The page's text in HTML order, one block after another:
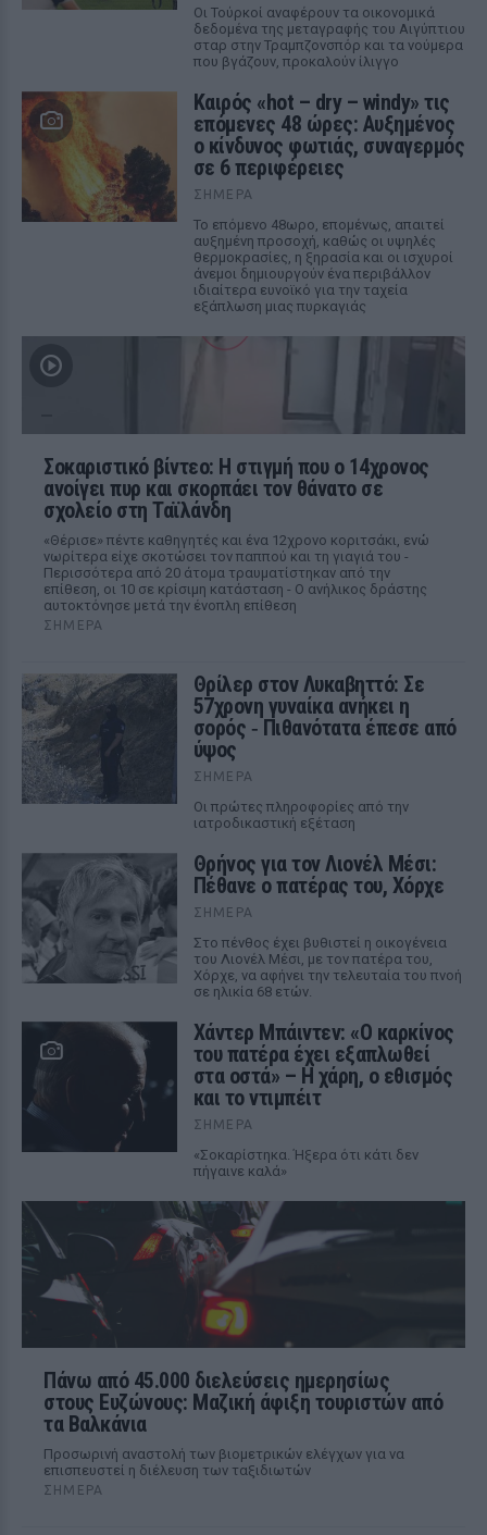
Οι Τούρκοί αναφέρουν τα οικονομικά
δεδομένα της μεταγραφής του Αιγύπτιου
σταρ στην Τραμπζονσπόρ και τα νούμερα
που βγάζουν, προκαλούν ίλιγγο
Καιρός «hot – dry – windy» τις
επόμενες 48 ώρες: Αυξημένος
ο κίνδυνος φωτιάς, συναγερμός
σε 6 περιφέρειες
ΣΉΜΕΡΑ
Το επόμενο 48ωρο, επομένως, απαιτεί
αυξημένη προσοχή, καθώς οι υψηλές
θερμοκρασίες, η ξηρασία και οι ισχυροί
άνεμοι δημιουργούν ένα περιβάλλον
ιδιαίτερα ευνοϊκό για την ταχεία
εξάπλωση μιας πυρκαγιάς
Σοκαριστικό βίντεο: Η στιγμή που ο 14χρονος
ανοίγει πυρ και σκορπάει τον θάνατο σε
σχολείο στη Ταϊλάνδη
«Θέρισε» πέντε καθηγητές και ένα 12χρονο κοριτσάκι, ενώ
νωρίτερα είχε σκοτώσει τον παππού και τη γιαγιά του -
Περισσότερα από 20 άτομα τραυματίστηκαν από την
επίθεση, οι 10 σε κρίσιμη κατάσταση - Ο ανήλικος δράστης
αυτοκτόνησε μετά την ένοπλη επίθεση
ΣΉΜΕΡΑ
Θρίλερ στον Λυκαβηττό: Σε
57χρονη γυναίκα ανήκει η
σορός ‑ Πιθανότατα έπεσε από
ύψος
ΣΉΜΕΡΑ
Οι πρώτες πληροφορίες από την
ιατροδικαστική εξέταση
Θρήνος για τον Λιονέλ Μέσι:
Πέθανε ο πατέρας του, Χόρχε
ΣΉΜΕΡΑ
Στο πένθος έχει βυθιστεί η οικογένεια
του Λιονέλ Μέσι, με τον πατέρα του,
Χόρχε, να αφήνει την τελευταία του πνοή
σε ηλικία 68 ετών.
Χάντερ Μπάιντεν: «Ο καρκίνος
του πατέρα έχει εξαπλωθεί
στα οστά» – Η χάρη, ο εθισμός
και το ντιμπέιτ
ΣΉΜΕΡΑ
«Σοκαρίστηκα. Ήξερα ότι κάτι δεν
πήγαινε καλά»
Πάνω από 45.000 διελεύσεις ημερησίως
στους Ευζώνους: Μαζική άφιξη τουριστών από
τα Βαλκάνια
Προσωρινή αναστολή των βιομετρικών ελέγχων για να
επισπευστεί η διέλευση των ταξιδιωτών
ΣΉΜΕΡΑ